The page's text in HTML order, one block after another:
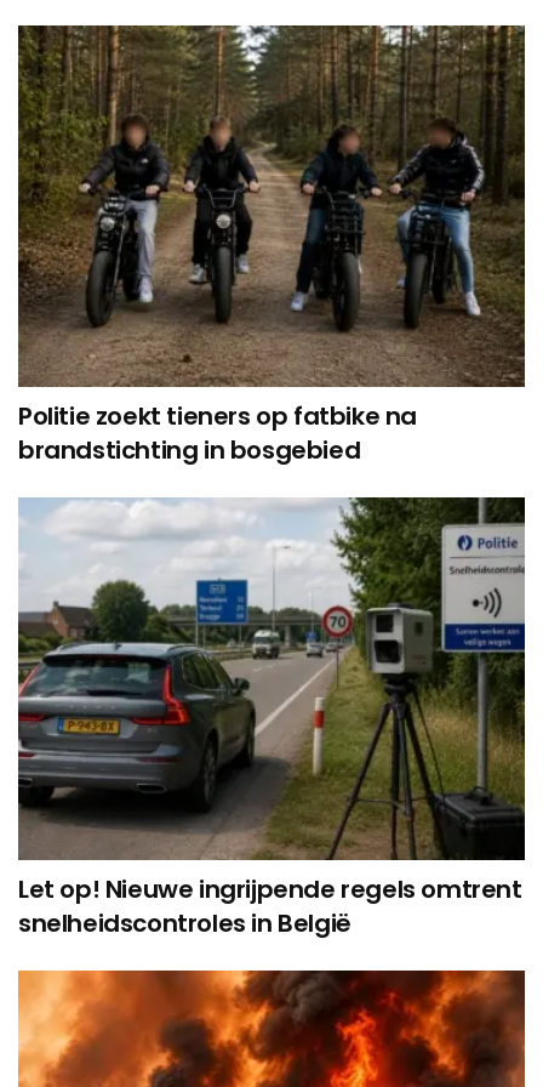
Politie zoekt tieners op fatbike na
brandstichting in bosgebied
Let op! Nieuwe ingrijpende regels omtrent
snelheidscontroles in België